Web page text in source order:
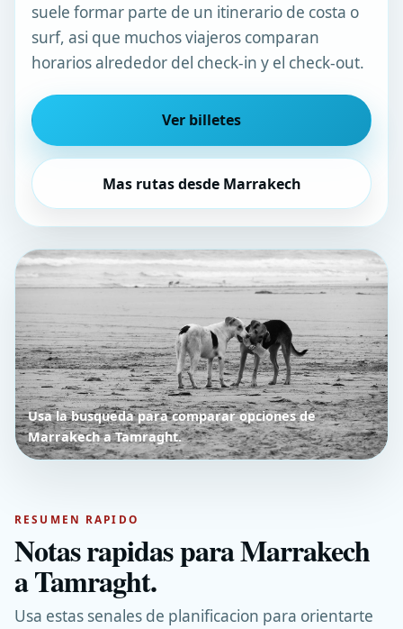
suele formar parte de un itinerario de costa o
surf, asi que muchos viajeros comparan
horarios alrededor del check-in y el check-out.
Ver billetes
Mas rutas desde Marrakech
Usa la busqueda para comparar opciones de
Marrakech a Tamraght.
RESUMEN RAPIDO
Notas rapidas para Marrakech
a Tamraght.
Usa estas senales de planificacion para orientarte